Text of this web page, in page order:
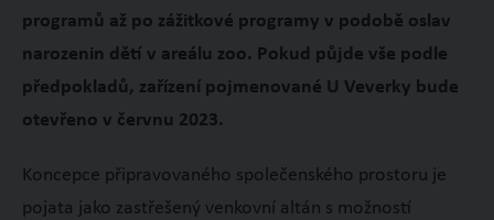
programů až po zážitkové programy v podobě oslav
narozenin dětí v areálu zoo. Pokud půjde vše podle
předpokladů, zařízení pojmenované U Veverky bude
otevřeno v červnu 2023.
Koncepce připravovaného společenského prostoru je
pojata jako zastřešený venkovní altán s možností